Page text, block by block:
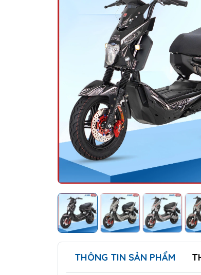
THÔNG TIN SẢN PHẨM